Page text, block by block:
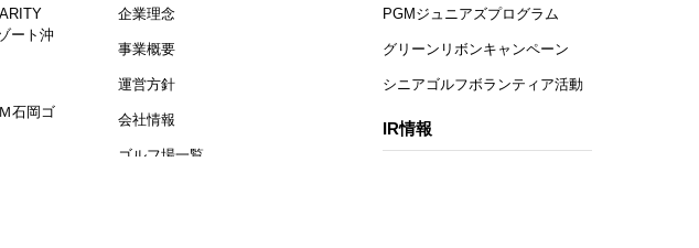
ート沖
石岡ゴ
企業理念
事業概要
運営方針
会社情報
ゴルフ場一覧
PGMジュニアズプログラム
グリーンリボンキャンペーン
シニアゴルフボランティア活動
IR情報